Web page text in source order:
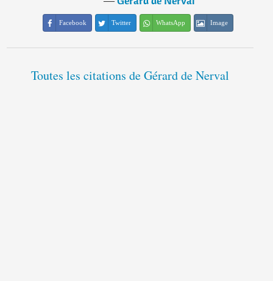
Facebook Twitter WhatsApp Image
Toutes les citations de Gérard de Nerval